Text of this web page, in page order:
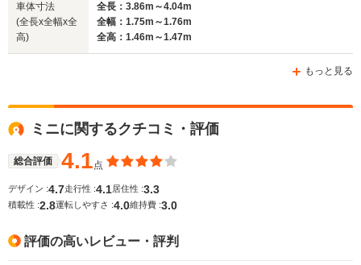
車体寸法
(全長x全幅x全
高)
全長：3.86m～4.04m
全幅：1.75m～1.76m
全高：1.46m～1.47m
もっと見る
ミニに関するクチコミ・評価
総合評価 4.1点
デザイン :4.7走行性 :4.1居住性 :3.3
積載性 :2.8運転しやすさ :4.0維持費 :3.0
評価の高いレビュー・評判